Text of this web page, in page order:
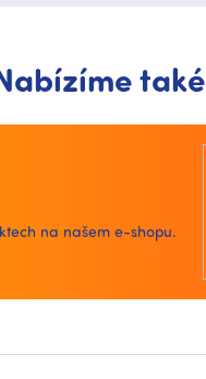
také
na našem e-shopu.